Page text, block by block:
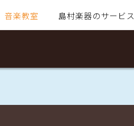
音楽教室 島村楽器のサービス